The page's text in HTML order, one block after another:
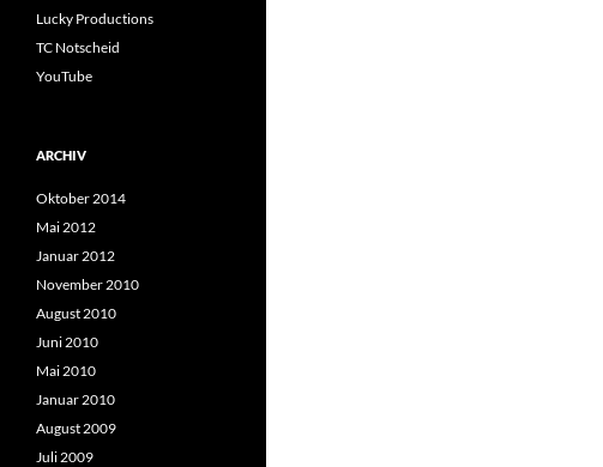
Lucky Productions
TC Notscheid
YouTube
ARCHIV
Oktober 2014
Mai 2012
Januar 2012
November 2010
August 2010
Juni 2010
Mai 2010
Januar 2010
August 2009
Juli 2009